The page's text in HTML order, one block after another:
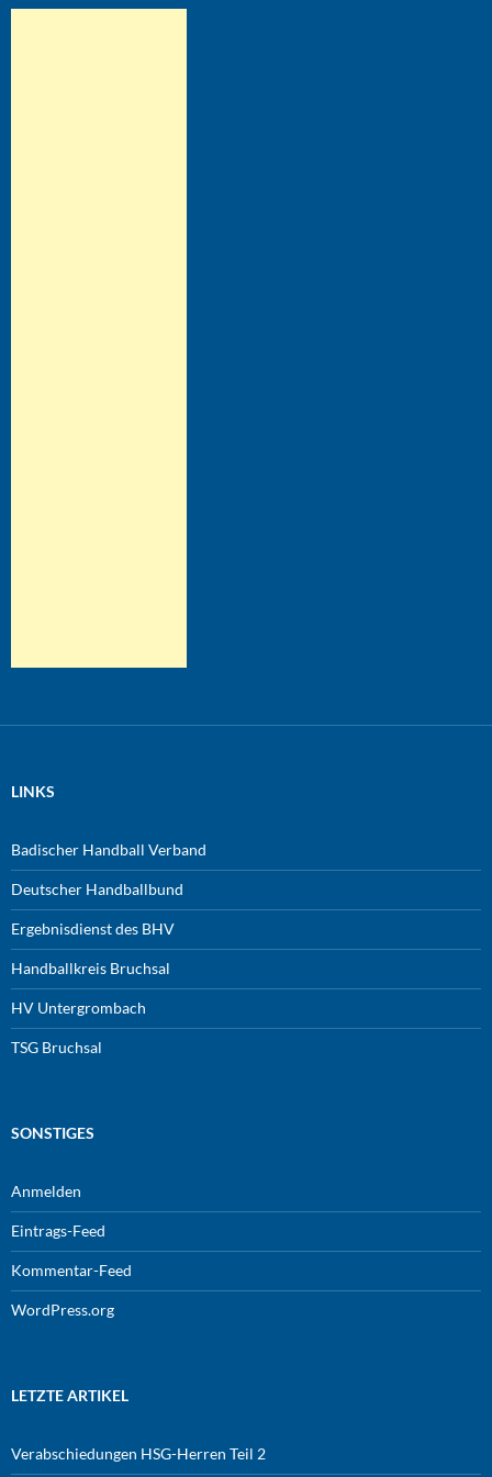
LINKS
Badischer Handball Verband
Deutscher Handballbund
Ergebnisdienst des BHV
Handballkreis Bruchsal
HV Untergrombach
TSG Bruchsal
SONSTIGES
Anmelden
Eintrags-Feed
Kommentar-Feed
WordPress.org
LETZTE ARTIKEL
Verabschiedungen HSG-Herren Teil 2